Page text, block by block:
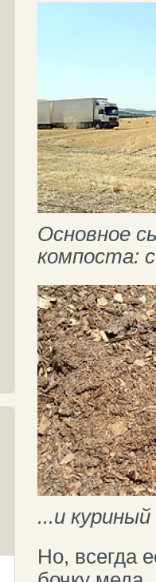
Основное
компоста:
...и
Но, всегда